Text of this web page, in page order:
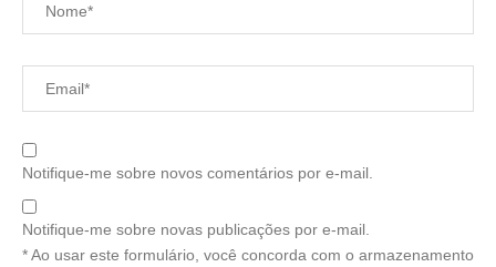
Notifique-me sobre novos comentários por e-mail.
Notifique-me sobre novas publicações por e-mail.
* Ao usar este formulário, você concorda com o armazenamento